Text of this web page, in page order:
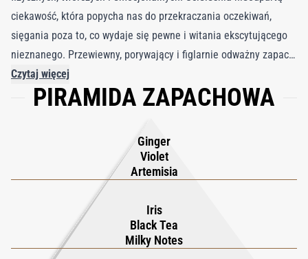
ciekawość, która popycha nas do przekraczania oczekiwań,
sięgania poza to, co wydaje się pewne i witania ekscytującego
nieznanego. Przewiewny, porywający i figlarnie odważny zapach
na nowo interpretuje wielką orientalną tradycję we
współczesnym świetle Luca Grittiego. Jako część kolekcji Ivy
niewątpliwie wybiegająca w przyszłość. Ciepło spotyka się z
lekkością, komfort z przejrzystością – przyszłość w formie
zapachu. Kompozycję otwiera pyłek imbiru nałożony na
delikatny fiołek i ziołową dzięgiel, tworząc jasne, lekko pikantne
wprowadzenie. Serce ukazuje wyrafinowaną grę miękkiego irysa,
dymnej czarnej herbaty i kremowo-mlecznego akordu – ukłon w
Czytaj więcej
PIRAMIDA ZAPACHOWA
Ginger
Violet
Artemisia
Iris
Black Tea
Milky Notes